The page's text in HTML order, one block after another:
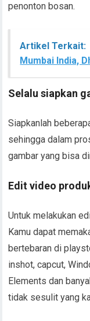
penonton bosan.
Artikel Terkait:
Mumbai India,
Selalu siapkan
Siapkanlah
sehingga dalam
gambar yang bisa
Edit video
Untuk melakukan
Kamu dapat
bertebaran di
inshot, capcut,
Elements dan
tidak sesulit yang